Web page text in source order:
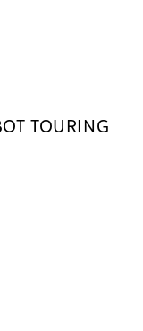
TOURING